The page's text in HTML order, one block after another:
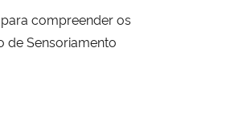
para compreender os
de Sensoriamento